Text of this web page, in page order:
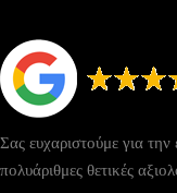
Σας ευχαριστούμε για την
πολυάριθμες θετικές